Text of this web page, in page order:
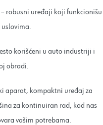
– robusni uređaji koji funkcionišu
uslovima.
korišćeni u auto industriji i
obradi.
aparat, kompaktni uređaj za
za kontinuiran rad, kod nas
vašim potrebama.